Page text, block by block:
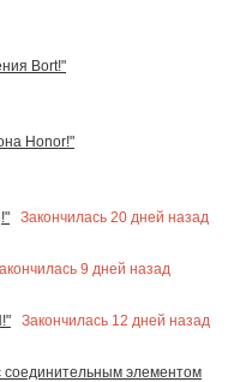
Bort!"
Honor!"
Закончилась 20 дней назад
9 дней назад
Закончилась 12 дней назад
элементом